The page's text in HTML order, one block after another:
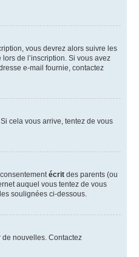
vous devrez alors suivre les
de l’inscription. Si vous avez
e-mail fournie, contactez
cela vous arrive, tentez de vous
écrit des parents (ou
auquel vous tentez de vous
soulignées ci-dessous.
de nouvelles. Contactez